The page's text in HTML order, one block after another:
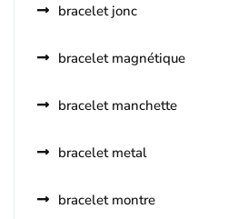
bracelet jonc
bracelet magnétique
bracelet manchette
bracelet metal
bracelet montre